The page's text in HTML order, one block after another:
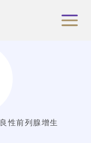
良性前列腺增生